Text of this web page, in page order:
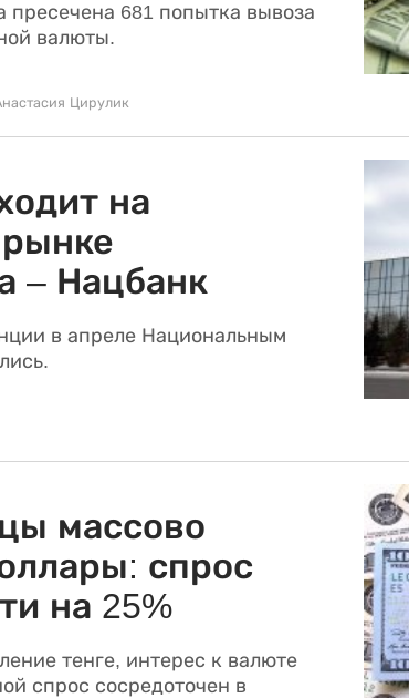
пресечена 681 попытка вывоза
валюты.
Цирулик
на
– Нацбанк
в апреле Национальным
массово
спрос
на 25%
тенге, интерес к валюте
спрос сосредоточен в